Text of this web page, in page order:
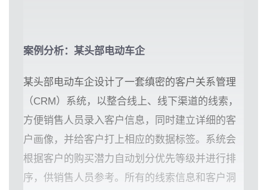
案例分析：某头部电动车企
某头部电动车企设计了一套缜密的客户关系管理
（CRM）系统，以整合线上、线下渠道的线索，
方便销售人员录入客户信息，同时建立详细的客
户画像，并给客户打上相应的数据标签。系统会
根据客户的购买潜力自动划分优先等级并进行排
序，供销售人员参考。所有的线索信息和客户洞